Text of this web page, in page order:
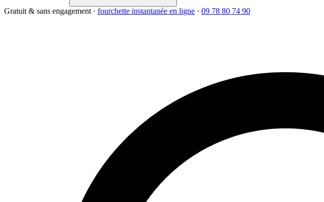
Gratuit & sans engagement · fourchette instantanée en ligne · 09 78 80 74 90